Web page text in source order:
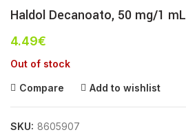
Haldol Decanoato, 50 mg/1
4.49€
Out of stock
Compare Add to wishlist
SKU: 8605907